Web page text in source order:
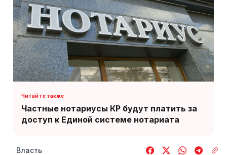
Частные нотариусы КР будут платить за
доступ к Единой системе нотариата
Власть